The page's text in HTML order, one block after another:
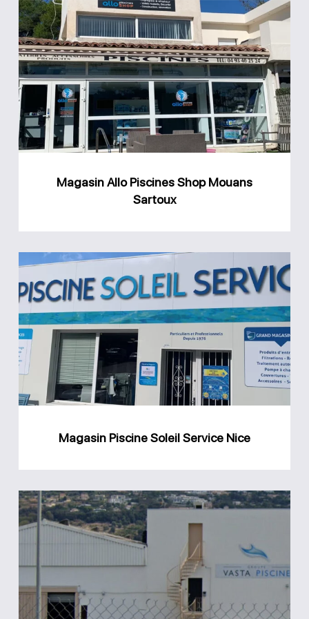
Magasin
Allo
Piscines
Shop
Mouans
Sartoux
Magasin Allo Piscines Shop Mouans
Sartoux
Piscine
Soleil
Service
Nice
Magasin Piscine Soleil Service Nice
Groupe
Saint-
Laurent-
du-